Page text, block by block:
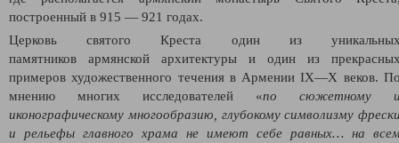
построенный в 915 — 921 годах.
Церковь святого Креста один из
памятников армянской архитектуры и один из
примеров художественного течения в Армении IX—X веков.
мнению многих исследователей «по сюжетному
иконографическому многообразию, глубокому символизму
и рельефы главного храма не имеют себе равных… на